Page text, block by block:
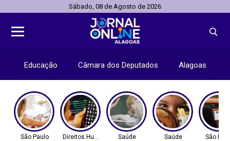
Sábado, 08 de Agosto de 2026
Educação Câmara dos Deputados Alagoas
São Paulo Direitos Humanos Saúde Saúde São